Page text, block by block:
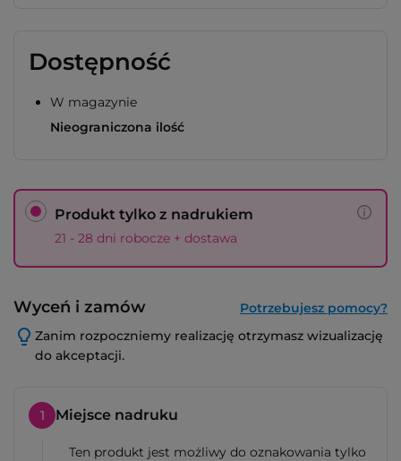
Dostępność
W magazynie
Nieograniczona ilość
Produkt tylko z nadrukiem
21 - 28 dni robocze + dostawa
Wyceń i zamów
Potrzebujesz pomocy?
Zanim rozpoczniemy realizację otrzymasz wizualizację
do akceptacji.
1 Miejsce nadruku
Ten produkt jest możliwy do oznakowania tylko